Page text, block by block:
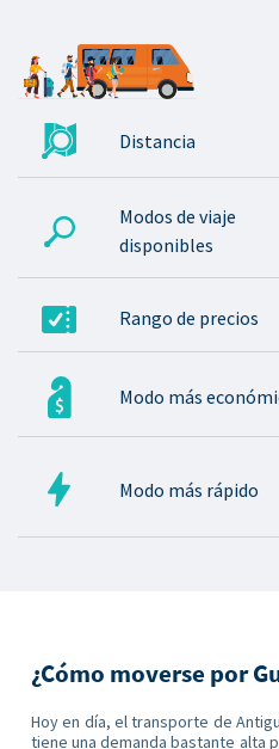
Distancia
Modos de viaje
disponibles
Rango de precios
Modo más
Modo más rápido
¿Cómo moverse por
Hoy en día, el transporte de
tiene una demanda bastante alta